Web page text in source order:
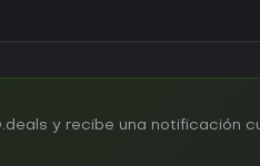
y recibe una notificación